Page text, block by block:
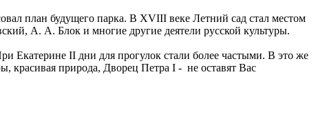
план будущего парка. В XVIII веке Летний сад стал местом
А. А. Блок и многие другие деятели русской культуры.
Екатерине II дни для прогулок стали более частыми. В это же
красивая природа, Дворец Петра I - не оставят Вас